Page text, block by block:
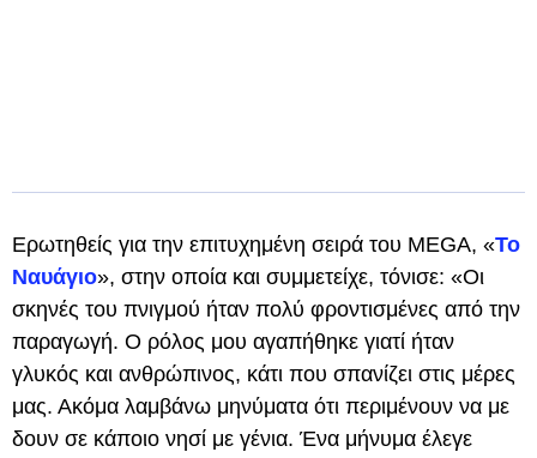
Ερωτηθείς για την επιτυχημένη σειρά του MEGA, «Το
Ναυάγιο», στην οποία και συμμετείχε, τόνισε: «Οι
σκηνές του πνιγμού ήταν πολύ φροντισμένες από την
παραγωγή. Ο ρόλος μου αγαπήθηκε γιατί ήταν
γλυκός και ανθρώπινος, κάτι που σπανίζει στις μέρες
μας. Ακόμα λαμβάνω μηνύματα ότι περιμένουν να με
δουν σε κάποιο νησί με γένια. Ένα μήνυμα έλεγε